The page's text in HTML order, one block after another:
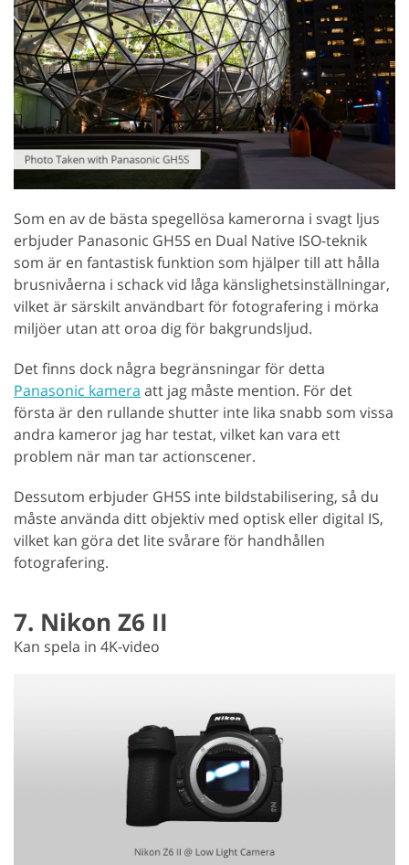
Som en av de bästa spegellösa kamerorna i svagt ljus
erbjuder Panasonic GH5S en Dual Native ISO-teknik
som är en fantastisk funktion som hjälper till att hålla
brusnivåerna i schack vid låga känslighetsinställningar,
vilket är särskilt användbart för fotografering i mörka
miljöer utan att oroa dig för bakgrundsljud.
Det finns dock några begränsningar för detta
Panasonic kamera att jag måste mention. För det
första är den rullande shutter inte lika snabb som vissa
andra kameror jag har testat, vilket kan vara ett
problem när man tar actionscener.
Dessutom erbjuder GH5S inte bildstabilisering, så du
måste använda ditt objektiv med optisk eller digital IS,
vilket kan göra det lite svårare för handhållen
fotografering.
7. Nikon Z6 II
Kan spela in 4K-video